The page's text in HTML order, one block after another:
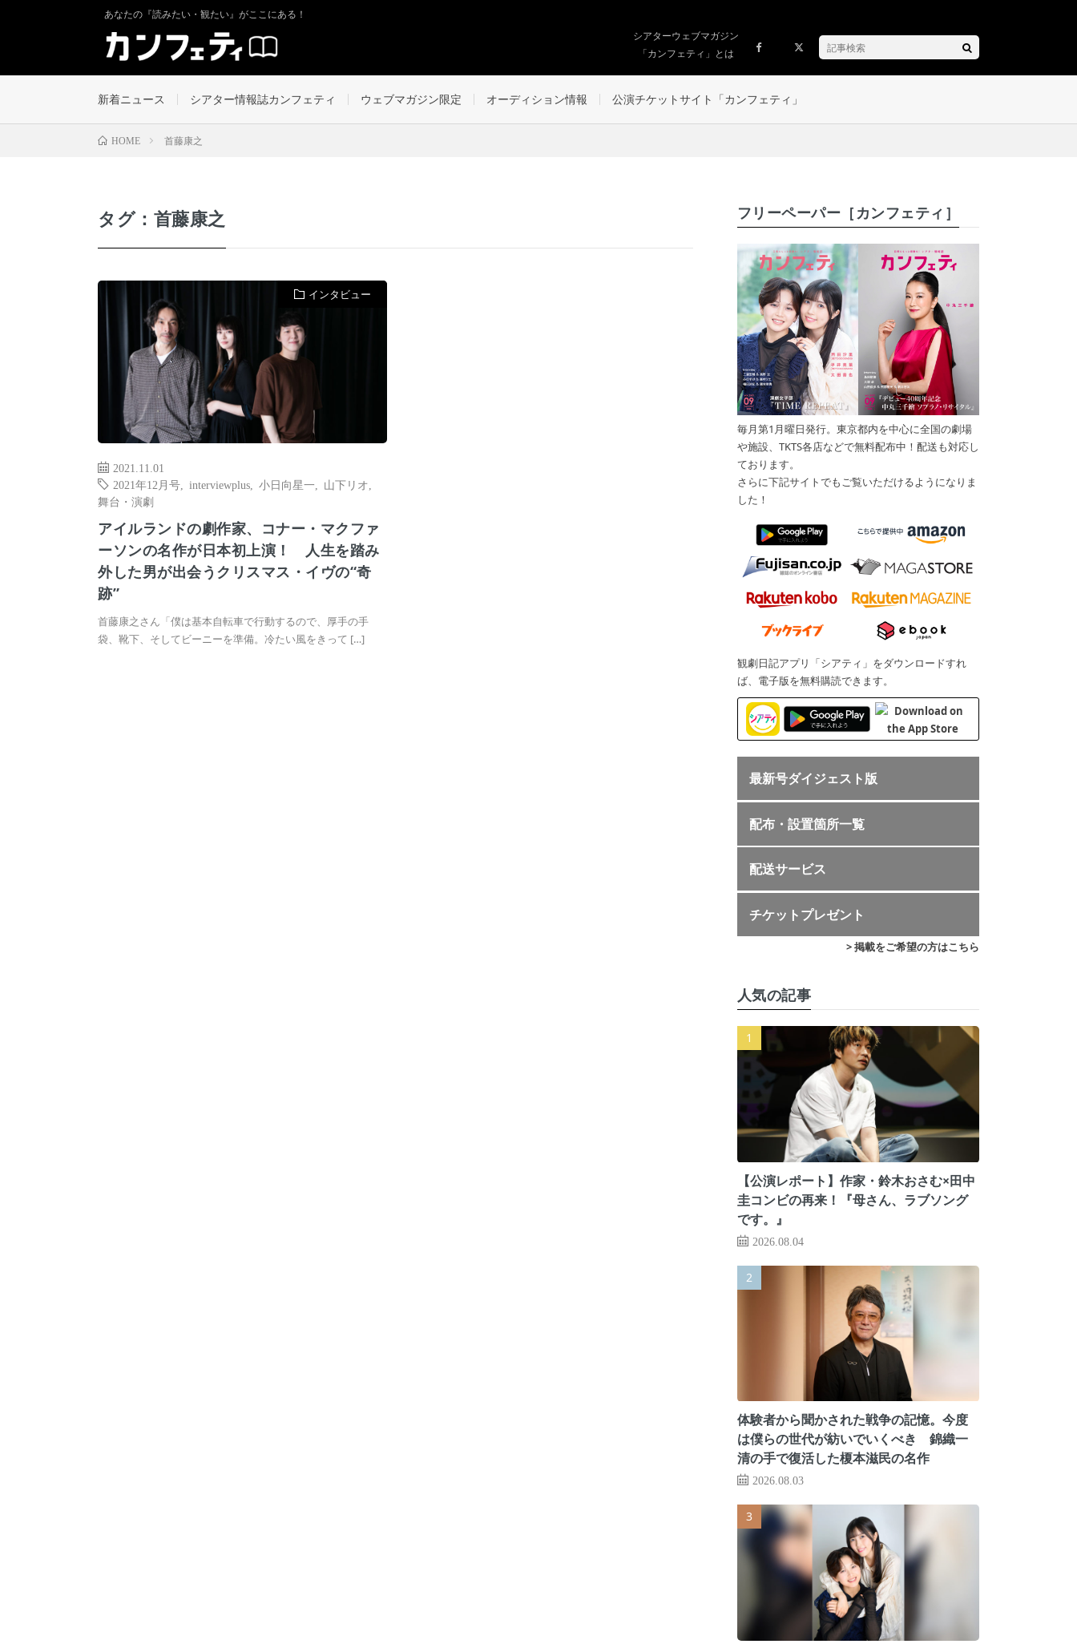
あなたの『読みたい・観たい』がここにある！
シアターウェブマガジン
「カンフェティ」とは
新着ニュース シアター情報誌カンフェティ ウェブマガジン限定 オーディション情報 公演チケットサイト「カンフェティ」
HOME 首藤康之
タグ：首藤康之
インタビュー
2021.11.01
2021年12月号
interviewplus 小日向星一 山下リオ
舞台・演劇
アイルランドの劇作家、コナー・マクファ
ーソンの名作が日本初上演！ 人生を踏み
外した男が出会うクリスマス・イヴの“奇
跡”
首藤康之さん「僕は基本自転車で行動するので、厚手の手
袋、靴下、そしてビーニーを準備。冷たい風をきって […]
フリーペーパー［カンフェティ］
毎月第1月曜日発行。東京都内を中心に全国の劇場
や施設、TKTS各店などで無料配布中！配送も対応し
ております。
さらに下記サイトでもご覧いただけるようになりま
した！
観劇日記アプリ「シアティ」をダウンロードすれ
ば、電子版を無料購読できます。
最新号ダイジェスト版
配布・設置箇所一覧
配送サービス
チケットプレゼント
> 掲載をご希望の方はこちら
人気の記事
【公演レポート】作家・鈴木おさむ×田中
圭コンビの再来！『母さん、ラブソング
です。』
2026.08.04
体験者から聞かされた戦争の記憶。今度
は僕らの世代が紡いでいくべき 錦織一
清の手で復活した榎本滋民の名作
2026.08.03